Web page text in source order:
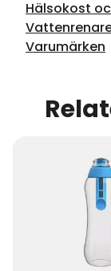
Hälsokost
Varumärken